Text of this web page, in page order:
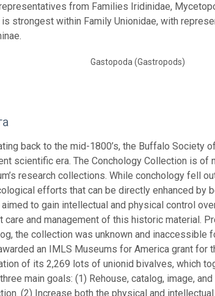
from Families Iridinidae,
strongest within Family Unionidae, with
Gastopoda (Gastropods)
back to the mid-1800’s, the Buffalo Society
scientific era. The Conchology Collection is
research collections. While conchology fell
efforts that can be directly enhanced
to gain intellectual and physical control
care and management of this historic material.
the collection was unknown and inaccessible
an IMLS Museums for America grant for
of its 2,269 lots of unionid bivalves, which
main goals: (1) Rehouse, catalog, image,
(2) Increase both the physical and